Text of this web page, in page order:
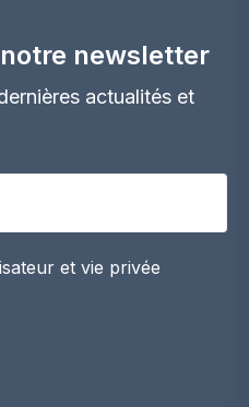
newsletter
actualités et
et vie privée